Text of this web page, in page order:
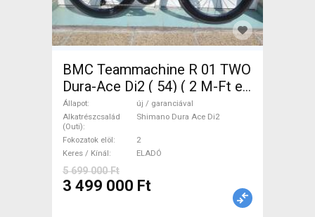
BMC Teammachine R 01 TWO
Dura-Ace Di2 ( 54) ( 2 M-Ft e
Országúti Shimano Dura Ace
Di2 tárcsafék új / garanciával
ELADÓ
Állapot
új / garanciával
Alkatrészcsalád
(Outi)
Shimano Dura Ace Di2
Fokozatok elöl
2
Keres / Kínál
ELADÓ
5 699 000 Ft
3 499 000 Ft